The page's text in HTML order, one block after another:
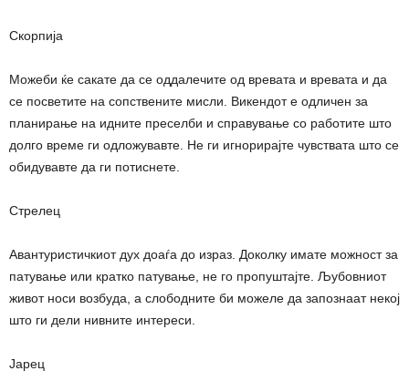
Скорпија
Можеби ќе сакате да се оддалечите од вревата и вревата и да
се посветите на сопствените мисли. Викендот е одличен за
планирање на идните преселби и справување со работите што
долго време ги одложувавте. Не ги игнорирајте чувствата што се
обидувавте да ги потиснете.
Стрелец
Авантуристичкиот дух доаѓа до израз. Доколку имате можност за
патување или кратко патување, не го пропуштајте. Љубовниот
живот носи возбуда, а слободните би можеле да запознаат некој
што ги дели нивните интереси.
Јарец